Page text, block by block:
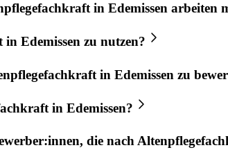
in Edemissen arbeiten
in Edemissen zu nutzen?
in Edemissen zu
in Edemissen?
die nach